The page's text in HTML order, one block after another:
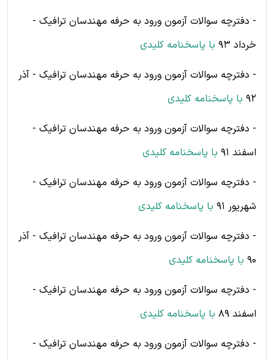
- دفترچه سوالات آزمون ورود به حرفه مهندسان ترافیک -
خرداد 93
با پاسخنامه کلیدی
- دفترچه سوالات آزمون ورود به حرفه مهندسان ترافیک - آذر
92 با پاسخنامه کلیدی
- دفترچه سوالات آزمون ورود به حرفه مهندسان ترافیک -
اسفند 91
با پاسخنامه کلیدی
- دفترچه سوالات آزمون ورود به حرفه مهندسان ترافیک -
شهریور 91
با پاسخنامه کلیدی
- دفترچه سوالات آزمون ورود به حرفه مهندسان ترافیک - آذر
90 با پاسخنامه کلیدی
- دفترچه سوالات آزمون ورود به حرفه مهندسان ترافیک -
اسفند 89
با پاسخنامه کلیدی
- دفترچه سوالات آزمون ورود به حرفه مهندسان ترافیک -